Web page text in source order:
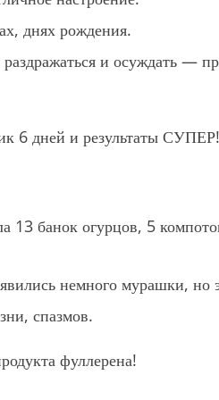
днях рождения.
и осуждать —
6 дней и результаты СУПЕР!
13 банок огурцов, 5
немного мурашки, но
спазмов.
фуллерена!